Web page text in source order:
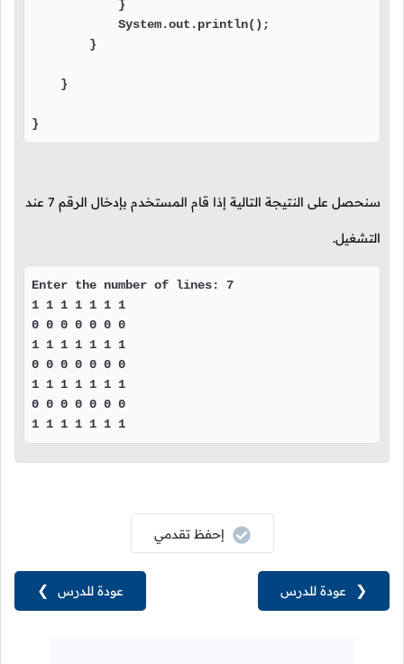
            }
            System.out.println();
        }
    }
}
سنحصل على النتيجة التالية إذا قام المستخدم بإدخال الرقم 7 عند
التشغيل.
Enter the number of lines: 7
1 1 1 1 1 1 1
0 0 0 0 0 0 0
1 1 1 1 1 1 1
0 0 0 0 0 0 0
1 1 1 1 1 1 1
0 0 0 0 0 0 0
1 1 1 1 1 1 1
عودة للدرس ❯
إحفظ تقدمي
❮ عودة للدرس